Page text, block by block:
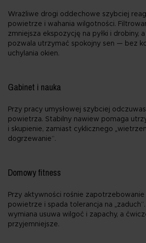
Wrażliwe drogi oddechowe szybciej
powietrze i wahania wilgotności.
zmniejsza ekspozycję na pyłki i drobiny,
pozwala utrzymać spokojny sen — bez
uchylania okien.
Gabinet i nauka
Przy pracy umysłowej szybciej
powietrza. Stabilny nawiew pomaga
i skupienie, zamiast cyklicznego
dogrzewanie”.
Domowy fitness
Przy aktywności rośnie zapotrzebowanie
powietrze i spada tolerancja na
wymiana usuwa wilgoć i zapachy, a
przyjemniejsze.